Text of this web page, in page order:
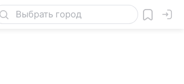
Товары для дачи